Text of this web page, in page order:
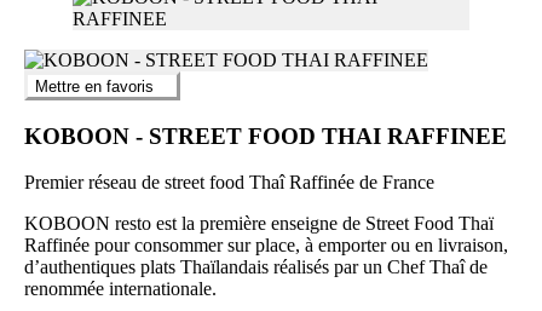
Mettre en favoris
KOBOON - STREET FOOD THAI RAFFINEE
Premier réseau de street food Thaî Raffinée de France
KOBOON resto est la première enseigne de Street Food Thaï
Raffinée pour consommer sur place, à emporter ou en livraison,
d’authentiques plats Thaïlandais réalisés par un Chef Thaî de
renommée internationale.